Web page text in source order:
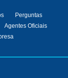
Perguntas
Agentes Oficiais